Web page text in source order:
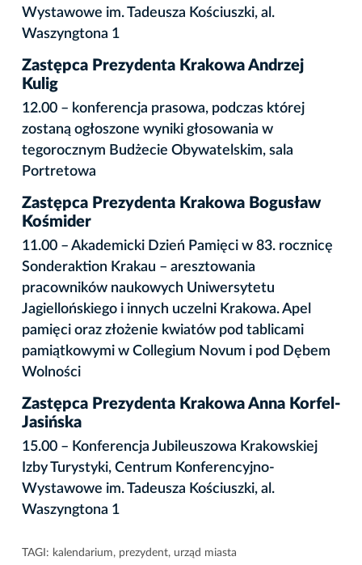
Wystawowe im. Tadeusza Kościuszki, al.
Waszyngtona 1
Zastępca Prezydenta Krakowa Andrzej
Kulig
12.00 – konferencja prasowa, podczas której
zostaną ogłoszone wyniki głosowania w
tegorocznym Budżecie Obywatelskim, sala
Portretowa
Zastępca Prezydenta Krakowa Bogusław
Kośmider
11.00 – Akademicki Dzień Pamięci w 83. rocznicę
Sonderaktion Krakau – aresztowania
pracowników naukowych Uniwersytetu
Jagiellońskiego i innych uczelni Krakowa. Apel
pamięci oraz złożenie kwiatów pod tablicami
pamiątkowymi w Collegium Novum i pod Dębem
Wolności
Zastępca Prezydenta Krakowa Anna Korfel-
Jasińska
15.00 – Konferencja Jubileuszowa Krakowskiej
Izby Turystyki, Centrum Konferencyjno-
Wystawowe im. Tadeusza Kościuszki, al.
Waszyngtona 1
TAGI: kalendarium, prezydent, urząd miasta